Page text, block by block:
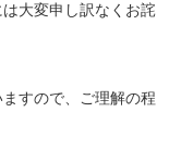
大変申し訳なくお詫
すので、ご理解の程